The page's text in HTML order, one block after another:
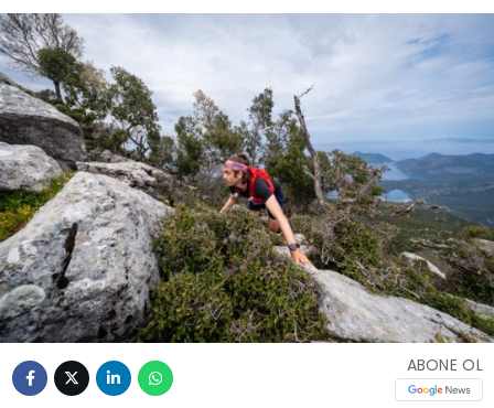
ABONE OL